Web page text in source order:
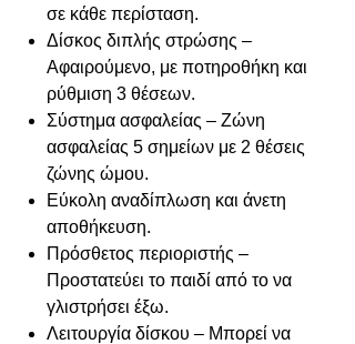
σε κάθε περίσταση.
Δίσκος διπλής στρώσης –
Αφαιρούμενο, με ποτηροθήκη και
ρύθμιση 3 θέσεων.
Σύστημα ασφαλείας – Ζώνη
ασφαλείας 5 σημείων με 2 θέσεις
ζώνης ώμου.
Εύκολη αναδίπλωση και άνετη
αποθήκευση.
Πρόσθετος περιοριστής –
Προστατεύει το παιδί από το να
γλιστρήσει έξω.
Λειτουργία δίσκου – Μπορεί να